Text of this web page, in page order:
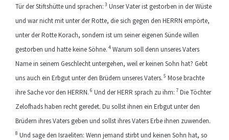
Tür der Stiftshütte und sprachen: 3 Unser Vater ist gestorben in der Wüste
und war nicht mit unter der Rotte, die sich gegen den HERRN empörte,
unter der Rotte Korach, sondern ist um seiner eigenen Sünde willen
gestorben und hatte keine Söhne. 4 Warum soll denn unseres Vaters
Name in seinem Geschlecht untergehen, weil er keinen Sohn hat? Gebt
uns auch ein Erbgut unter den Brüdern unseres Vaters. 5 Mose brachte
ihre Sache vor den HERRN. 6 Und der HERR sprach zu ihm: 7 Die Töchter
Zelofhads haben recht geredet. Du sollst ihnen ein Erbgut unter den
Brüdern ihres Vaters geben und sollst ihres Vaters Erbe ihnen zuwenden.
8 Und sage den Israeliten: Wenn jemand stirbt und keinen Sohn hat, so